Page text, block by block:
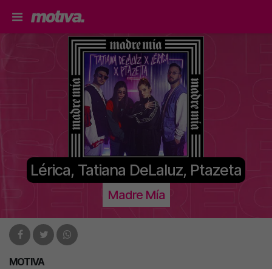
Lérica, Tatiana DeLaluz, Ptazeta
Madre Mía
MOTIVA